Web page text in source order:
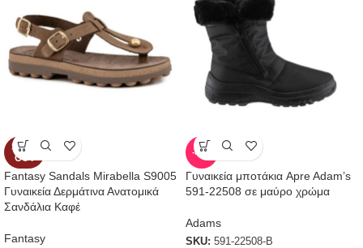
SOLD
OUT
Fantasy Sandals Mirabella S9005
Γυναικεία Δερμάτινα Ανατομικά
Σανδάλια Καφέ
Fantasy
-50%
Γυναικεία μποτάκια Apre Adam’s
591-22508 σε μαύρο χρώμα
Adams
SKU: 591-22508-B